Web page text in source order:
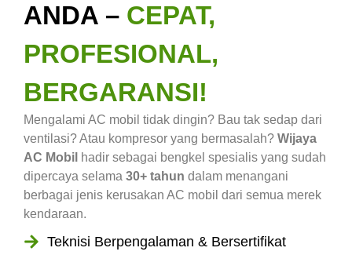
ANDA – CEPAT,
PROFESIONAL,
BERGARANSI!
Mengalami AC mobil tidak dingin? Bau tak sedap dari
ventilasi? Atau kompresor yang bermasalah? Wijaya
AC Mobil hadir sebagai bengkel spesialis yang sudah
dipercaya selama 30+ tahun dalam menangani
berbagai jenis kerusakan AC mobil dari semua merek
kendaraan.
Teknisi Berpengalaman & Bersertifikat